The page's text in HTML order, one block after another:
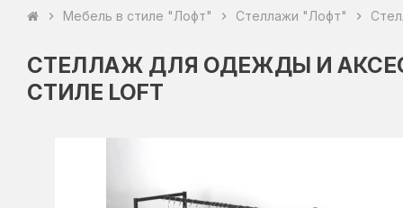
chevron_right Мебель в стиле "Лофт" chevron_right Стеллажи "Лофт" chevron_right
СТЕЛЛАЖ ДЛЯ ОДЕЖДЫ И
СТИЛЕ LOFT